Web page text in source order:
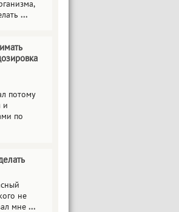
...
потому
и
по
не
мне ...